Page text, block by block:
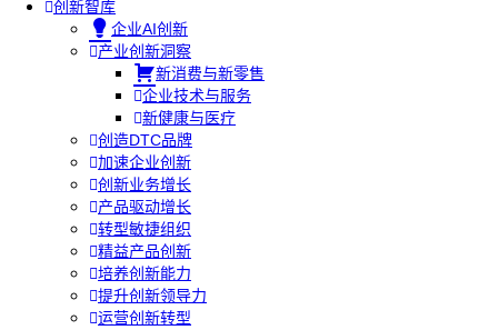
创新智库
企业AI创新
产业创新洞察
新消费与新零售
企业技术与服务
新健康与医疗
创造DTC品牌
加速企业创新
创新业务增长
产品驱动增长
转型敏捷组织
精益产品创新
培养创新能力
提升创新领导力
运营创新转型